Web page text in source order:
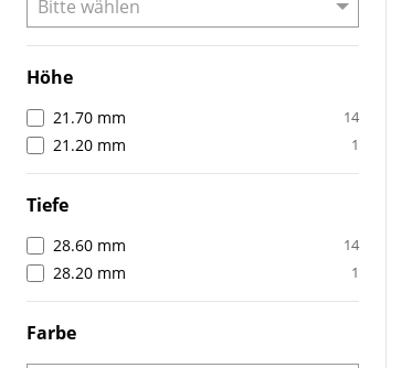
Höhe
21.70 mm 14
21.20 mm 1
Tiefe
28.60 mm 14
28.20 mm 1
Farbe